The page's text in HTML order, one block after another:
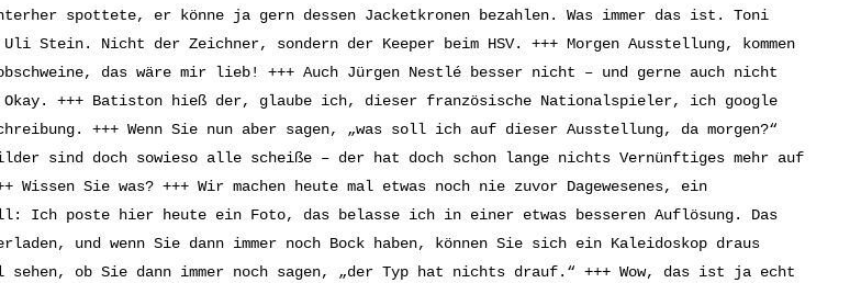
spottete, er könne ja gern dessen Jacketkronen bezahlen. Was immer das ist. Toni
Uli Stein. Nicht der Zeichner, sondern der Keeper beim HSV. +++ Morgen Ausstellung, kommen
das wäre mir lieb! +++ Auch Jürgen Nestlé besser nicht – und gerne auch nicht
Okay. +++ Batiston hieß der, glaube ich, dieser französische Nationalspieler, ich google
+++ Wenn Sie nun aber sagen, „was soll ich auf dieser Ausstellung, da morgen?“
sind doch sowieso alle scheiße – der hat doch schon lange nichts Vernünftiges mehr auf
Sie was? +++ Wir machen heute mal etwas noch nie zuvor Dagewesenes, ein
Ich poste hier heute ein Foto, das belasse ich in einer etwas besseren Auflösung. Das
und wenn Sie dann immer noch Bock haben, können Sie sich ein Kaleidoskop draus
sehen, ob Sie dann immer noch sagen, „der Typ hat nichts drauf.“ +++ Wow, das ist ja echt